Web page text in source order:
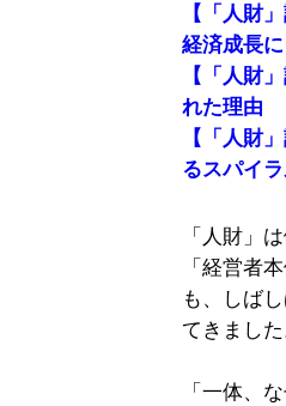
【「人財
経済成長に
【「人財
れた理由
【「人財
るスパイ
「人財」
「経営者
も、しば
てきました
「一体、